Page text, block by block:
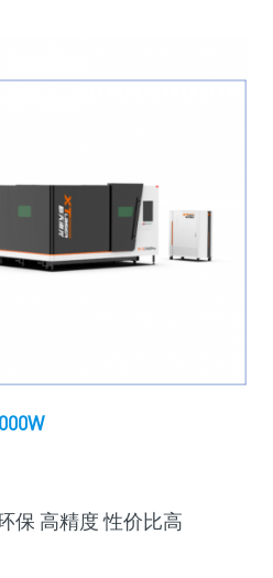
保 高精度 性价比高